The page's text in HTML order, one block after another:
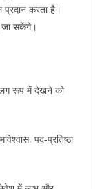
करता है।
जा सकेंगे।
रूप में देखने को
पद-प्रतिष्ठा